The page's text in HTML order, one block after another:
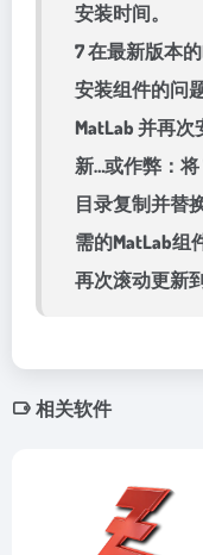
安装时间。
7 在最新版本
安装组件的问
MatLab 并再
新…或作弊：将
目录复制并替
需的MatLab组
再次滚动更新
相关软件